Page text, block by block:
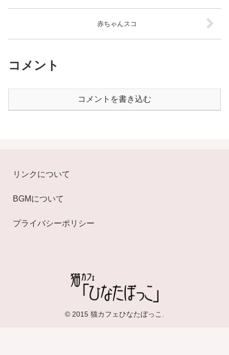
赤ちゃんスコ
コメント
コメントを書き込む
リンクについて
BGMについて
プライバシーポリシー
© 2015 猫カフェひなたぼっこ.